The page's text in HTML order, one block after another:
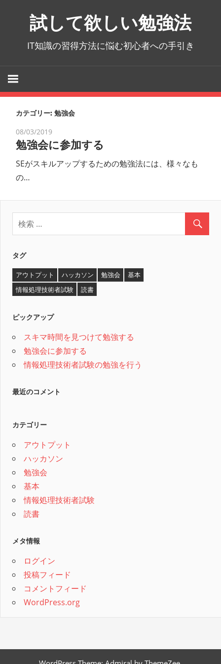
ス
試して欲しい勉強法
IT知識の習得方法に悩む初心者への手引き
カテゴリー: 勉強会
08/03/2019
勉強会に参加する
SEがスキルアップするための勉強法には、様々なも
の…
タグ
アウトプット ハッカソン 勉強会
基本
情報処理技術者試験
読書
ピックアップ
スキマ時間を見つけて勉強する
勉強会に参加する
情報処理技術者試験の勉強を行う
最近のコメント
カテゴリー
アウトプット
ハッカソン
勉強会
基本
情報処理技術者試験
読書
メタ情報
ログイン
投稿フィード
コメントフィード
WordPress.org